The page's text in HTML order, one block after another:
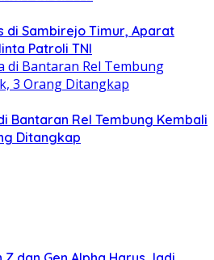
di Sambirejo Timur, Aparat
Patroli TNI
Bantaran Rel Tembung Kembali
Ditangkap